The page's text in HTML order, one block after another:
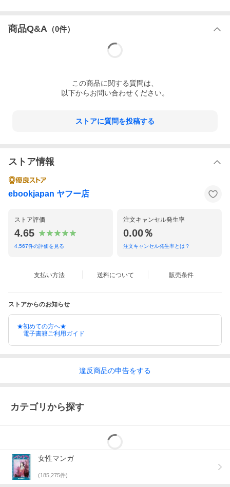
商品Q&A （0件）
この商品に関する質問は、
以下からお問い合わせください。
ストアに質問を投稿する
ストア情報
ebookjapan ヤフー店
ストア評価
4.65
4,567件の評価を見る
注文キャンセル発生率
0.00％
注文キャンセル発生率とは？
支払い方法 送料について 販売条件
ストアからのお知らせ
★初めての方へ★
電子書籍ご利用ガイド
違反商品の申告をする
カテゴリから探す
女性マンガ
(185,275件)